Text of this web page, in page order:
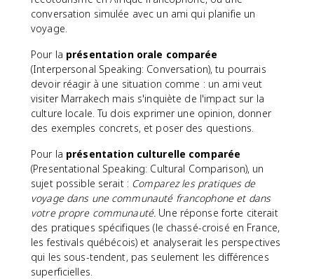
conversation simulée avec un ami qui planifie un
voyage.
Pour la présentation orale comparée
(Interpersonal Speaking: Conversation), tu pourrais
devoir réagir à une situation comme : un ami veut
visiter Marrakech mais s'inquiète de l'impact sur la
culture locale. Tu dois exprimer une opinion, donner
des exemples concrets, et poser des questions.
Pour la présentation culturelle comparée
(Presentational Speaking: Cultural Comparison), un
sujet possible serait : Comparez les pratiques de
voyage dans une communauté francophone et dans
votre propre communauté. Une réponse forte citerait
des pratiques spécifiques (le chassé-croisé en France,
les festivals québécois) et analyserait les perspectives
qui les sous-tendent, pas seulement les différences
superficielles.